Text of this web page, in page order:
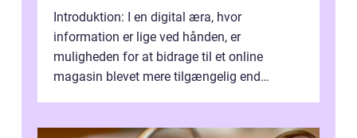
Introduktion: I en digital æra, hvor
information er lige ved hånden, er
muligheden for at bidrage til et online
magasin blevet mere tilgængelig end